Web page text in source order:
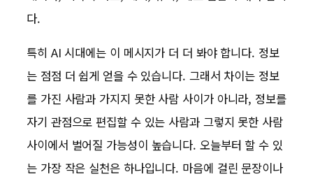
다.
특히 AI 시대에는 이 메시지가 더 더 봐야 합니다. 정보
는 점점 더 쉽게 얻을 수 있습니다. 그래서 차이는 정보
를 가진 사람과 가지지 못한 사람 사이가 아니라, 정보를
자기 관점으로 편집할 수 있는 사람과 그렇지 못한 사람
사이에서 벌어질 가능성이 높습니다. 오늘부터 할 수 있
는 가장 작은 실천은 하나입니다. 마음에 걸린 문장이나